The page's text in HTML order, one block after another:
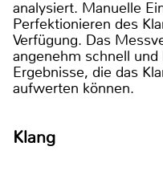
analysiert. Manuelle
Perfektionieren des
Verfügung. Das
angenehm schnell
Ergebnisse, die das
aufwerten können.
Klang